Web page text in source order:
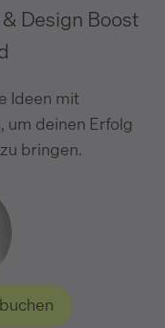
Design Boost
Ideen mit
um deinen Erfolg
bringen.